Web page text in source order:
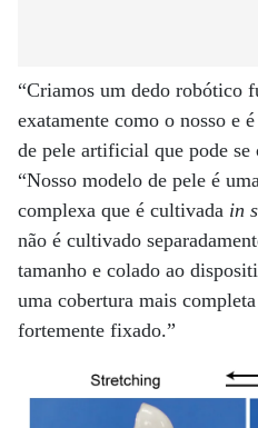
“Criamos um dedo robótico
exatamente como o nosso e
de pele artificial que pode se
“Nosso modelo de pele é
complexa que é cultivada in
não é cultivado
tamanho e colado ao
uma cobertura mais
fortemente fixado.”